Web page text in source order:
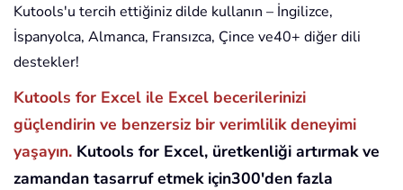
Kutools'u tercih ettiğiniz dilde kullanın – İngilizce,
İspanyolca, Almanca, Fransızca, Çince ve40+ diğer dili
destekler!
Kutools for Excel ile Excel becerilerinizi
güçlendirin ve benzersiz bir verimlilik deneyimi
yaşayın. Kutools for Excel, üretkenliği artırmak ve
zamandan tasarruf etmek için300'den fazla